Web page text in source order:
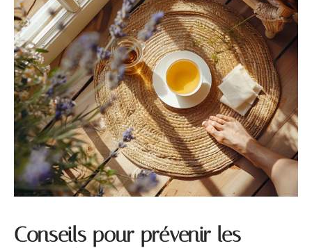
Conseils pour prévenir les